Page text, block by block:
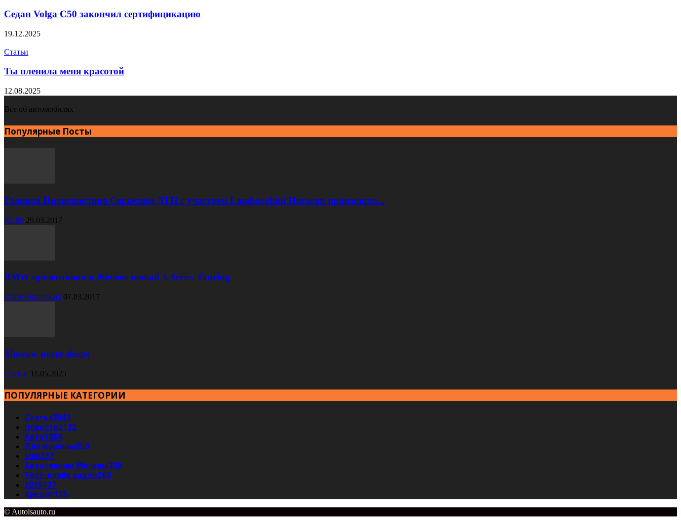
Седан Volga C50 закончил сертифицикацию
19.12.2025
Статьи
Ты пленила меня красотой
12.08.2025
Все об автомобилях
Популярные Посты
Главная Происшествия Серьезное ДТП с участием Lamborghini Huracan произошло...
XC90 29.03.2017
BMW презентовал в Женеве новый 5-Series Touring
Cruze универсал 07.03.2017
Moscow never sleeps
Статьи 11.05.2025
ПОПУЛЯРНЫЕ КАТЕГОРИИ
Статьи3543
Новости3132
Авто1358
Для машины350
audi337
Автосалоны Москвы335
Тест-драйв видео260
2015137
Кредит135
© Autoisauto.ru